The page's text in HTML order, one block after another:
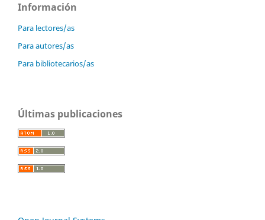
Información
Para lectores/as
Para autores/as
Para bibliotecarios/as
Últimas publicaciones